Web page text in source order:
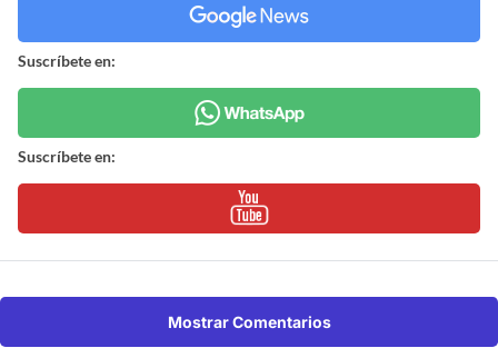
Suscríbete en:
Suscríbete en:
Mostrar Comentarios